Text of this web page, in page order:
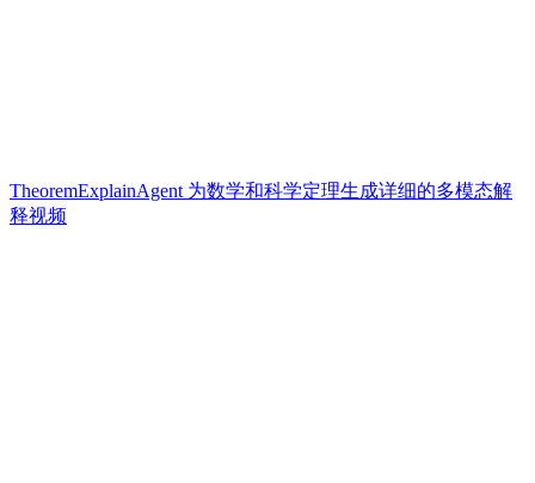
TheoremExplainAgent 为数学和科学定理生成详细的多模态解
释视频